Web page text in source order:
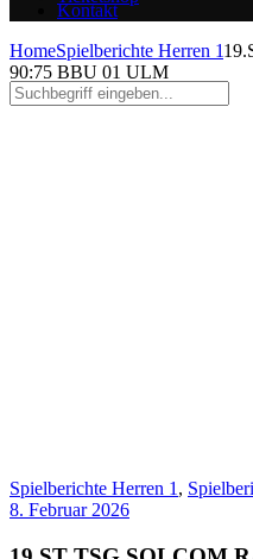
Kontakt
HomeSpielberichte Herren 1
90:75 BBU 01 ULM
Spielberichte Herren 1 ,
8. Februar 2026